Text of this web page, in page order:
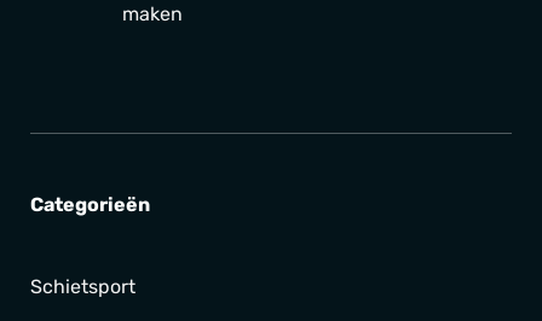
maken
Categorieën
Schietsport